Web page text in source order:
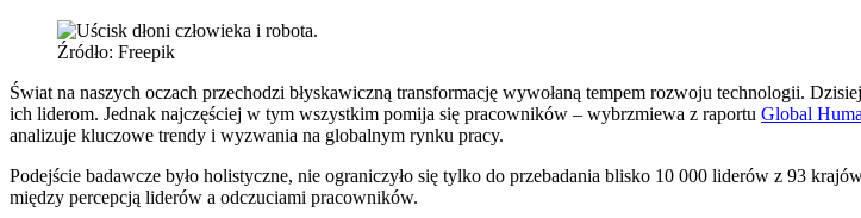
Źródło: Freepik
Świat na naszych oczach przechodzi błyskawiczną transformację wywołaną tempem rozwoju technologii.
ich liderom. Jednak najczęściej w tym wszystkim pomija się pracowników – wybrzmiewa z raportu Global
analizuje kluczowe trendy i wyzwania na globalnym rynku pracy.
Podejście badawcze było holistyczne, nie ograniczyło się tylko do przebadania blisko 10 000 liderów z 93
między percepcją liderów a odczuciami pracowników.